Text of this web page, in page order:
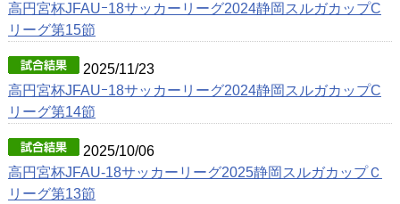
高円宮杯JFAUｰ18サッカーリーグ2024静岡スルガカップC
リーグ第15節
2025/11/23
高円宮杯JFAUｰ18サッカーリーグ2024静岡スルガカップC
リーグ第14節
2025/10/06
高円宮杯JFAU-18サッカーリーグ2025静岡スルガカップＣ
リーグ第13節